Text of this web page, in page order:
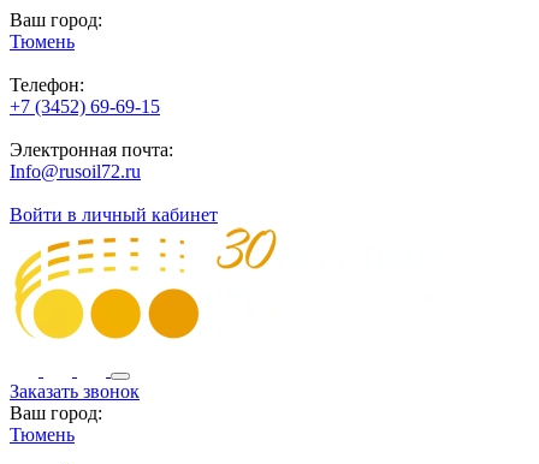
Ваш город:
Тюмень
Телефон:
+7 (3452) 69-69-15
Электронная почта:
Info@rusoil72.ru
Войти в личный кабинет
Заказать звонок
Ваш город:
Тюмень